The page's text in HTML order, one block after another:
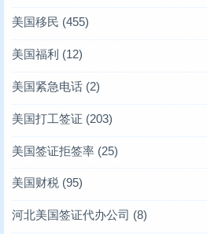
美国移民 (455)
美国福利 (12)
美国紧急电话 (2)
美国打工签证 (203)
美国签证拒签率 (25)
美国财税 (95)
河北美国签证代办公司 (8)